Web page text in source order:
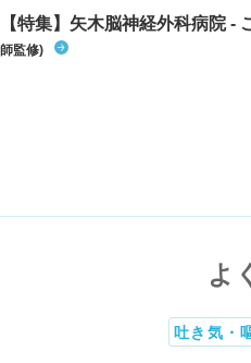
【特集】矢木脳神経外科病院 -
師監修)
よ
吐き気・